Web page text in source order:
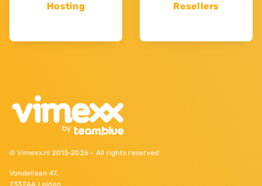
Hosting Resellers
© Vimexx.nl 2015‐2026 - All rights reserved
Vondellaan 47,